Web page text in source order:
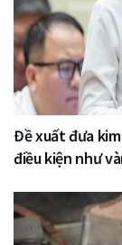
Đề xuất đưa
điều kiện như